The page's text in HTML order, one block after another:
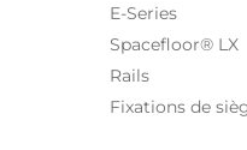
E-Series
Spacefloor® LX
Rails
Fixations de